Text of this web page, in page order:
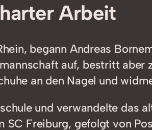
Arbeit
begann Andreas
auf, bestritt aber
an den Nagel und
und verwandelte das
SC Freiburg, gefolgt von